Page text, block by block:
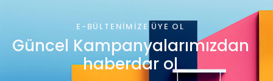
E-BÜLTENIMIZE ÜYE OL
Güncel Kampanyalarımızdan
haberdar ol